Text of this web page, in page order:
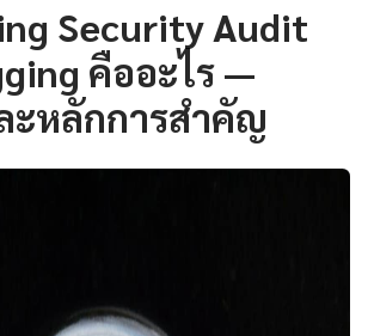
Security Audit
คืออะไร —
ะหลักการสำคัญ